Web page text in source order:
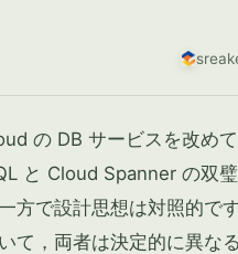
の DB サービスを改め
と Cloud Spanner の双
方で設計思想は対照的で
て，両者は決定的に異な